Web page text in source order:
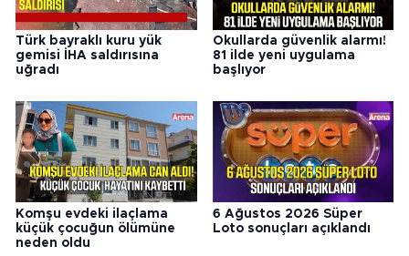
Türk bayraklı kuru yük
gemisi İHA saldırısına
uğradı
Okullarda güvenlik alarmı!
81 ilde yeni uygulama
başlıyor
Komşu evdeki ilaçlama
küçük çocuğun ölümüne
neden oldu
6 Ağustos 2026 Süper
Loto sonuçları açıklandı